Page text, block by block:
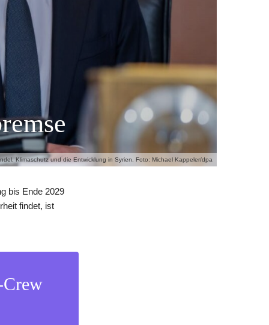
Klimaschutz und die Entwicklung in Syrien. Foto: Michael Kappeler/dpa
bis Ende 2029
findet, ist